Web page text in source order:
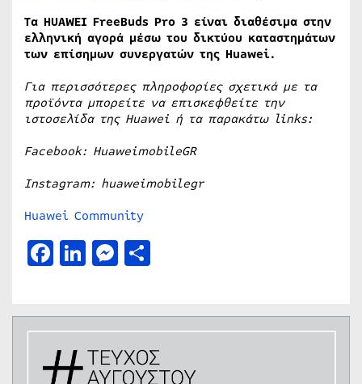
Tα HUAWEI FreeBuds Pro 3 είναι διαθέσιμα στην
ελληνική αγορά μέσω του δικτύου καταστημάτων
των επίσημων συνεργατών της Huawei.
Για περισσότερες πληροφορίες σχετικά με τα
προϊόντα μπορείτε να επισκεφθείτε την
ιστοσελίδα της Huawei ή τα παρακάτω links:
Facebook: HuaweimobileGR
Instagram: huaweimobilegr
Huawei Community
Facebook
LinkedIn
Messenger